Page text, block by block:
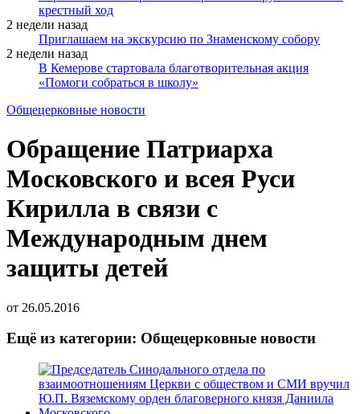
крестный ход
2 недели назад
Приглашаем на экскурсию по Знаменскому собору
2 недели назад
В Кемерове стартовала благотворительная акция
«Помоги собраться в школу»
Общецерковные новости
Обращение Патриарха
Московского и всея Руси
Кирилла в связи с
Международным днем
защиты детей
от 26.05.2016
Ещё из категории: Общецерковные новости